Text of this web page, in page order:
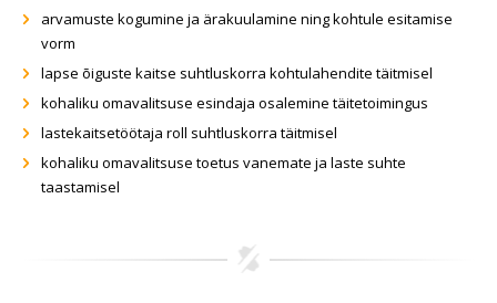
arvamuste kogumine ja ärakuulamine ning kohtule esitamise
vorm
lapse õiguste kaitse suhtluskorra kohtulahendite täitmisel
kohaliku omavalitsuse esindaja osalemine täitetoimingus
lastekaitsetöötaja roll suhtluskorra täitmisel
kohaliku omavalitsuse toetus vanemate ja laste suhte
taastamisel